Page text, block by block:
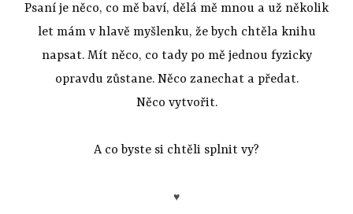
Psaní je něco, co mě baví, dělá mě mnou a už několik
let mám v hlavě myšlenku, že bych chtěla knihu
napsat. Mít něco, co tady po mě jednou fyzicky
opravdu zůstane. Něco zanechat a předat.
Něco vytvořit.
A co byste si chtěli splnit vy?
♥